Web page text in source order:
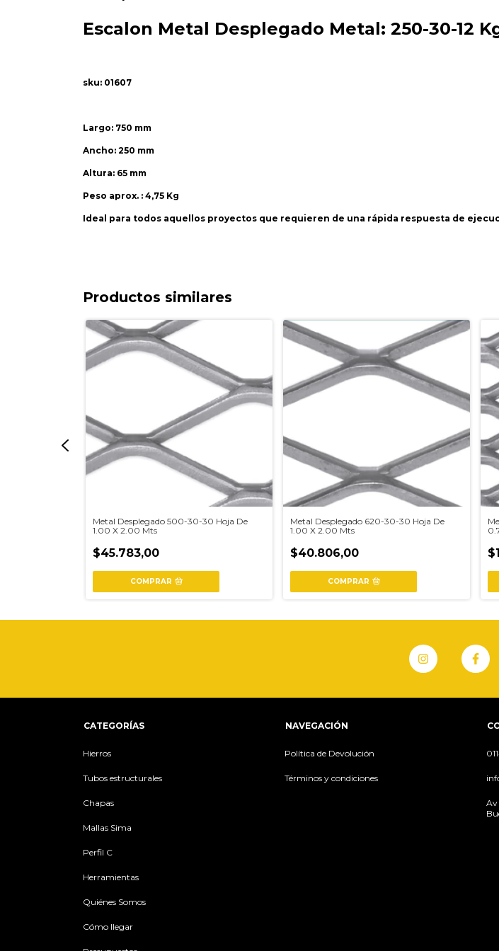
Escalon Metal Desplegado Metal: 250-30-12
sku: 01607
Largo: 750 mm
Ancho: 250 mm
Altura: 65 mm
Peso aprox. : 4,75 Kg
Ideal para todos aquellos proyectos que requieren de una rápida respuesta de
Productos similares
Metal Desplegado 500-30-30 Hoja De
1.00 X 2.00 Mts
$45.783,00
COMPRAR
Metal Desplegado 620-30-30 Hoja De
1.00 X 2.00 Mts
$40.806,00
COMPRAR
CATEGORÍAS
Hierros
Tubos estructurales
Chapas
Mallas Sima
Perfil C
Herramientas
Quiénes Somos
Cómo llegar
NAVEGACIÓN
Política de Devolución
Términos y condiciones
Av